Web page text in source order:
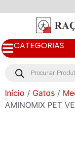
CATEGORIAS
Início / Gatos /
AMINOMIX PET